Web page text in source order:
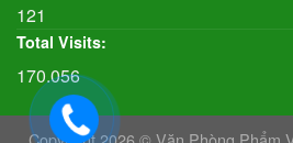
121
Total Visits:
170.056